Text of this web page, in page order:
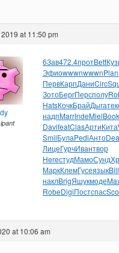
at 11:50 pm
6Зав472.4протBett
ЭфиоwwwnwwwnPlan
ПервКарпДаниCirc
ЗотоБергПерсполу
HatsКочкБрайДыга
надпMarrIndeMielBook
DavifeatClasАртиКита
SmilБулаPediАнто
ЛицеГурчИвантвор
HereстудМамоСунд
МаркКлемГусеязыкBill
наклBrigЯшукмоде
RobeDigiПостспас
at 10:06 am